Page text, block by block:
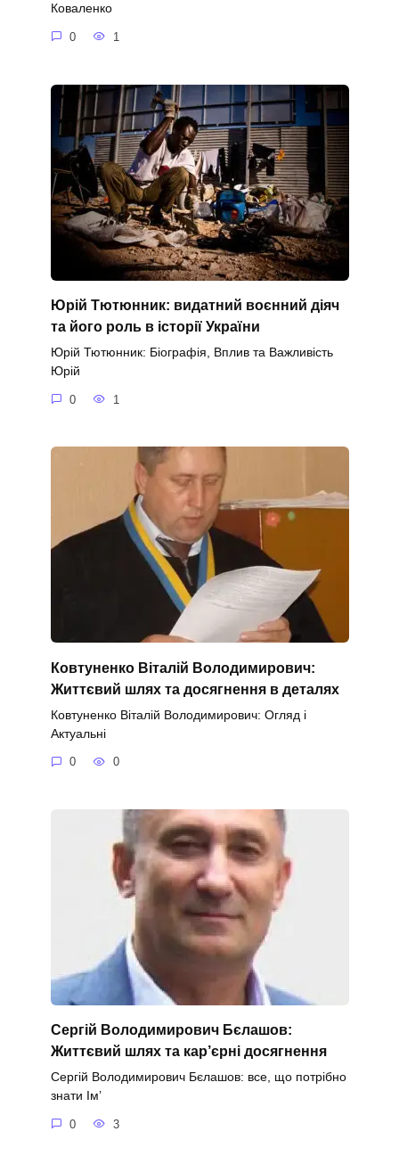
Коваленко
0 1
Юрій Тютюнник: видатний воєнний діяч
та його роль в історії України
Юрій Тютюнник: Біографія, Вплив та Важливість
Юрій
0 1
Ковтуненко Віталій Володимирович:
Життєвий шлях та досягнення в деталях
Ковтуненко Віталій Володимирович: Огляд і
Актуальні
0 0
Сергій Володимирович Бєлашов:
Життєвий шлях та кар’єрні досягнення
Сергій Володимирович Бєлашов: все, що потрібно
знати Ім’
0 3